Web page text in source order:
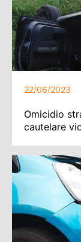
22/06/2023
Omicidio
cautelare